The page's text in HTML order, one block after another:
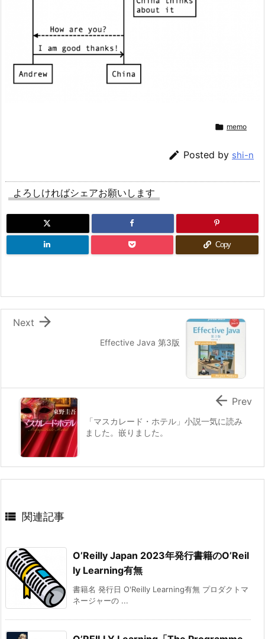
 memo
 Posted by shi-n
よろしければシェアお願いします
Copy
Effective Java 第3版

Next
「マスカレード・ホテル」小説一気に読み
ました。嵌りました。
 Prev
 関連記事
O’Reilly Japan 2023年発行書籍のO’Reil
ly Learning有無
書籍名 発行日 O'Reilly Learning有無 プロダクトマ
ネージャーの ...